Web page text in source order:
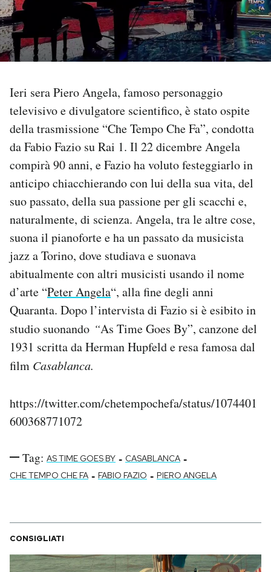
PODCAST
NEWSLETTER
I MIEI PREFERITI
SHOP
CALENDARIO
AREA PERSONALE
Newsletter
Notifiche mobile
Regala il Post
Hai bisogno di aiuto?
Esci
Ieri sera Piero Angela, famoso personaggio
televisivo e divulgatore scientifico, è stato ospite
della trasmissione “Che Tempo Che Fa”, condotta
da Fabio Fazio su Rai 1. Il 22 dicembre Angela
compirà 90 anni, e Fazio ha voluto festeggiarlo in
anticipo chiacchierando con lui della sua vita, del
suo passato, della sua passione per gli scacchi e,
naturalmente, di scienza. Angela, tra le altre cose,
suona il pianoforte e ha un passato da musicista
jazz a Torino, dove studiava e suonava
abitualmente con altri musicisti usando il nome
d’arte “Peter Angela“, alla fine degli anni
Quaranta. Dopo l’intervista di Fazio si è esibito in
studio suonando “As Time Goes By”, canzone del
1931 scritta da Herman Hupfeld e resa famosa dal
film Casablanca.
https://twitter.com/chetempochefa/status/1074401
600368771072
Tag: AS TIME GOES BY - CASABLANCA -
CHE TEMPO CHE FA - FABIO FAZIO - PIERO ANGELA
CONSIGLIATI